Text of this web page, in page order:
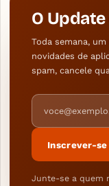
O
Toda semana,
novidades de
spam, cancele
Endereço de e-mail
Inscrever-se
Junte-se a quem